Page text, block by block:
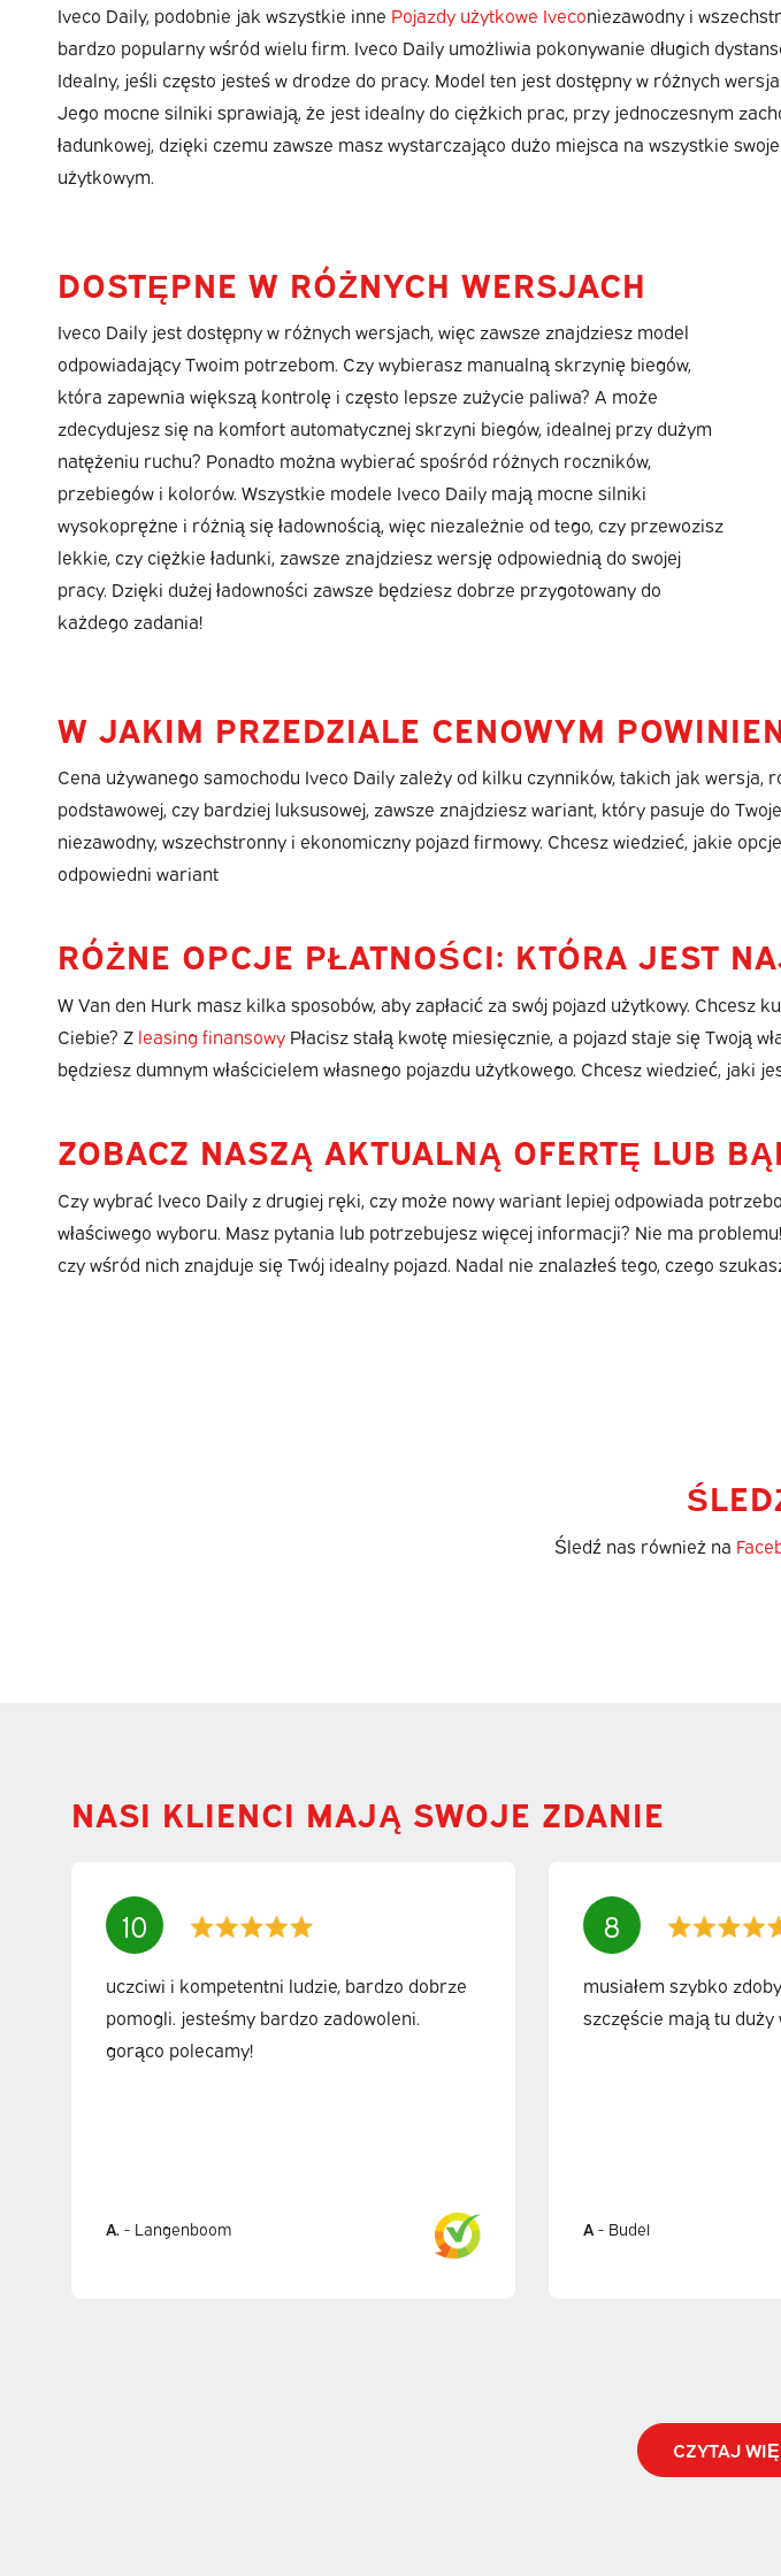
Iveco Daily, podobnie jak wszystkie inne Pojazdy użytkowe Iveconiezawodny i
bardzo popularny wśród wielu firm. Iveco Daily umożliwia pokonywanie długich
Idealny, jeśli często jesteś w drodze do pracy. Model ten jest dostępny w różnych
Jego mocne silniki sprawiają, że jest idealny do ciężkich prac, przy jednoczesnym
ładunkowej, dzięki czemu zawsze masz wystarczająco dużo miejsca na wszystkie
użytkowym.
DOSTĘPNE W RÓŻNYCH WERSJACH
Iveco Daily jest dostępny w różnych wersjach, więc zawsze znajdziesz model
odpowiadający Twoim potrzebom. Czy wybierasz manualną skrzynię biegów,
która zapewnia większą kontrolę i często lepsze zużycie paliwa? A może
zdecydujesz się na komfort automatycznej skrzyni biegów, idealnej przy dużym
natężeniu ruchu? Ponadto można wybierać spośród różnych roczników,
przebiegów i kolorów. Wszystkie modele Iveco Daily mają mocne silniki
wysokoprężne i różnią się ładownością, więc niezależnie od tego, czy przewozisz
lekkie, czy ciężkie ładunki, zawsze znajdziesz wersję odpowiednią do swojej
pracy. Dzięki dużej ładowności zawsze będziesz dobrze przygotowany do
każdego zadania!
W JAKIM PRZEDZIALE CENOWYM
Cena używanego samochodu Iveco Daily zależy od kilku czynników, takich jak
podstawowej, czy bardziej luksusowej, zawsze znajdziesz wariant, który pasuje do
niezawodny, wszechstronny i ekonomiczny pojazd firmowy. Chcesz wiedzieć, jakie
odpowiedni wariant
RÓŻNE OPCJE PŁATNOŚCI: KTÓRA JEST
W Van den Hurk masz kilka sposobów, aby zapłacić za swój pojazd użytkowy. Chcesz
Ciebie? Z leasing finansowy Płacisz stałą kwotę miesięcznie, a pojazd staje się Twoją
będziesz dumnym właścicielem własnego pojazdu użytkowego. Chcesz wiedzieć, jaki
ZOBACZ NASZĄ AKTUALNĄ OFERTĘ LUB
Czy wybrać Iveco Daily z drugiej ręki, czy może nowy wariant lepiej odpowiada
właściwego wyboru. Masz pytania lub potrzebujesz więcej informacji? Nie ma
czy wśród nich znajduje się Twój idealny pojazd. Nadal nie znalazłeś tego, czego
Śledź nas również na
NASI KLIENCI MAJĄ SWOJE ZDANIE
10
uczciwi i kompetentni ludzie, bardzo dobrze
pomogli. jesteśmy bardzo zadowoleni.
gorąco polecamy!
A. - Langenboom
8
musiałem szybko
szczęście mają tu duży
A- Budel
CZYTAJ